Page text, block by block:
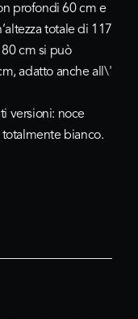
profondi 60 cm e
totale di 117
cm si può
adatto anche all\'
versioni: noce
totalmente bianco.